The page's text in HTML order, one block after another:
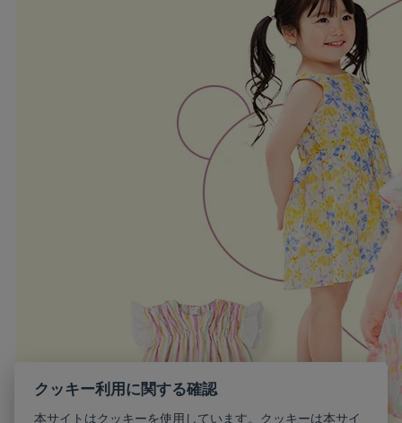
クッキー利用に関する確認
本サイトはクッキーを使用しています。クッキーは本サイ